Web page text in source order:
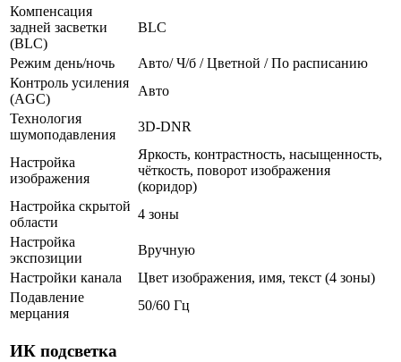
Компенсация
задней засветки
(BLC)
BLC
Режим день/ночь
Авто/ Ч/б / Цветной / По расписанию
Контроль усиления
(AGC)
Авто
Технология
шумоподавления
3D-DNR
Настройка
изображения
Яркость, контрастность, насыщенность,
чёткость, поворот изображения
(коридор)
Настройка скрытой
области
4 зоны
Настройка
экспозиции
Вручную
Настройки канала
Цвет изображения, имя, текст (4 зоны)
Подавление
мерцания
50/60 Гц
ИК подсветка